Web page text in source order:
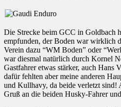
Die Strecke beim GCC in Goldbach
empfunden, der Boden war wirklich
Verein dazu “WM Boden” oder
war diesmal natürlich durch Kornel
Gastfahrer etwas stärker, auch Hans
dafür fehlten aber meine anderen
und Kullhavy, da beide verletzt sind!
Gruß an die beiden Husky-Fahrer